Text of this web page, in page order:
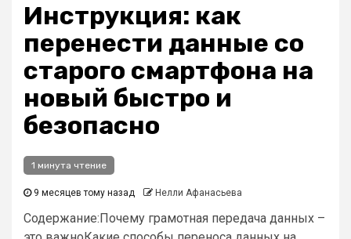
Инструкция: как
перенести данные со
старого смартфона на
новый быстро и
безопасно
1 минута чтение
9 месяцев тому назад Нелли Афанасьева
Содержание:Почему грамотная передача данных –